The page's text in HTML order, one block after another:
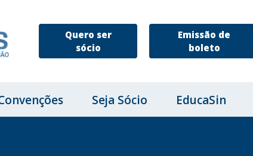
Quero ser
sócio
Emissão de
boleto
Seja Sócio EducaSin